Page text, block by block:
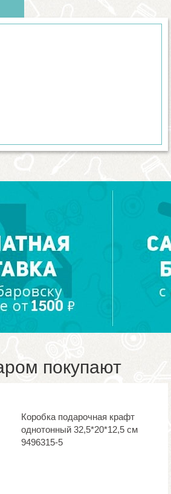
покупают
Коробка подарочная крафт
однотонный 32,5*20*12,5 см
9496315-5